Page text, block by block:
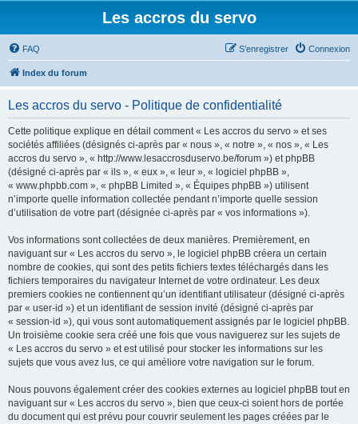
Les accros du servo
FAQ Connexion
S’enregistrer
Index du forum
Les accros du servo - Politique de confidentialité
Cette politique explique en détail comment « Les accros du servo » et ses
sociétés affiliées (désignés ci-après par « nous », « notre », « nos », « Les
accros du servo », « http://www.lesaccrosduservo.be/forum ») et phpBB
(désigné ci-après par « ils », « eux », « leur », « logiciel phpBB »,
« www.phpbb.com », « phpBB Limited », « Équipes phpBB ») utilisent
n’importe quelle information collectée pendant n’importe quelle session
d’utilisation de votre part (désignée ci-après par « vos informations »).
Vos informations sont collectées de deux manières. Premièrement, en
naviguant sur « Les accros du servo », le logiciel phpBB créera un certain
nombre de cookies, qui sont des petits fichiers textes téléchargés dans les
fichiers temporaires du navigateur Internet de votre ordinateur. Les deux
premiers cookies ne contiennent qu’un identifiant utilisateur (désigné ci-après
par « user-id ») et un identifiant de session invité (désigné ci-après par
« session-id »), qui vous sont automatiquement assignés par le logiciel phpBB.
Un troisième cookie sera créé une fois que vous naviguerez sur les sujets de
« Les accros du servo » et est utilisé pour stocker les informations sur les
sujets que vous avez lus, ce qui améliore votre navigation sur le forum.
Nous pouvons également créer des cookies externes au logiciel phpBB tout en
naviguant sur « Les accros du servo », bien que ceux-ci soient hors de portée
du document qui est prévu pour couvrir seulement les pages créées par le